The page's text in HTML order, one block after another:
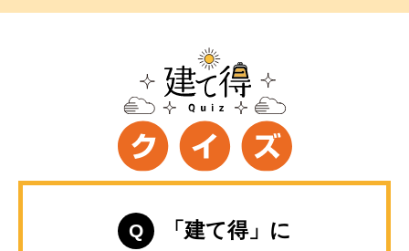
Q
「建て得」に